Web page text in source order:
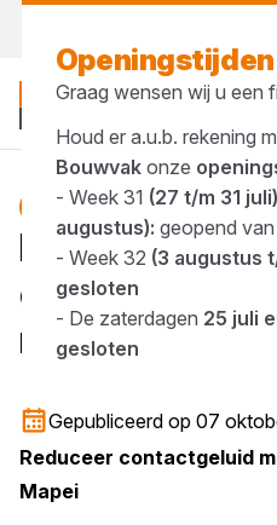
isolatie Blog
Een slimme
Gepubliceerd op 07
Reduceer contactgeluid
Mapei
Graag wensen wij u een
Houd er a.u.b. rekening
Bouwvakonze
- Week 31 (27 t/m 31 juli)
augustus): geopend van
- Week 32 (3 augustus
gesloten
- De zaterdagen 25 juli
gesloten